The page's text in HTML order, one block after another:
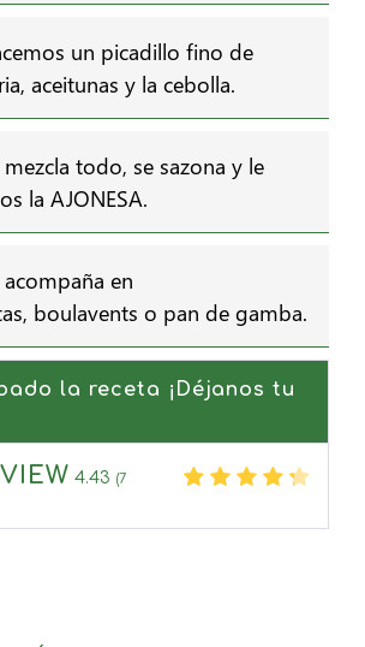
un picadillo fino de
aceitunas y la cebolla.
mezcla todo, se sazona y le
la AJONESA.
acompaña en
boulavents o pan de gamba.
la receta ¡Déjanos tu
4.43 (7